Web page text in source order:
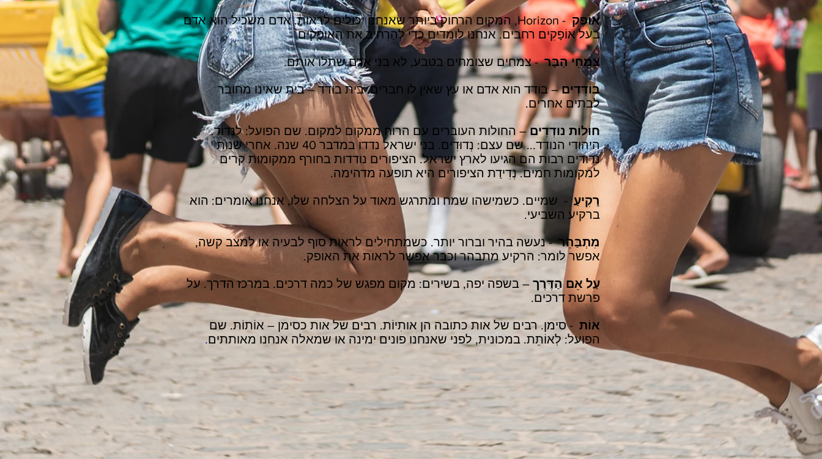
אוֹפֶק
- Horizon, המקום הרחוק ביותר שאנחנו יכולים לראות. אדם משכיל הוא אדם
בעל אוֹפָקִים רחבים. אנחנו לומדים כדי לְהַרְחִיב את האופָקים.
צִמְחֵי הַבָּר- צמחים שצומחים בטבע, לא בני אדם שתלו אותם.
בּוֹדְדִים– בודד הוא אדם או עץ שאין לו חברים. בית בודד – בית שאינו מחובר
לבתים אחרים.
חוֹלוֹת נודְדִים– החולות העוברים עם הרוח ממקום למקום. שם הפועל: לִנְדוֹד.
היהודי הנודד... שם עצם: נְדוּדִים. בני ישראל נדדו במדבר 40 שנה. אחרי שנות
נדודים רבות הם הגיעו לארץ ישראל. הציפורים נודדות בחורף ממקומות קרים
למקומות חמים. נְדִידַת הציפורים היא תופעה מדהימה.
רָקִיעַ- שמיים. כשמישהו שמח ומתרגש מאוד על הצלחה שלו, אנחנו אומרים: הוא
ברקיע השביעי.
מִתְבַּהֵר- נעשה בהיר וברור יותר. כשמתחילים לראות סוף לבעיה או למצב קשה,
אפשר לומר: הרקיע מתבהר וכבר אפשר לראות את האופק.
עַל אֵם הַדֶּרֶך – בשפה יפה, בשירים: מקום מפגש של כמה דרכים. במרכז הדרך. על
פרשת דרכים.
אוֹת - סימן. רבים של אות כתובה הן אותִיוֹת. רבים של אות כסימן – אוֹתוֹת. שם
הפועל: לְאוֹתֵת. במכונית, לפני שאנחנו פונים ימינה או שמאלה אנחנו מאותתים.